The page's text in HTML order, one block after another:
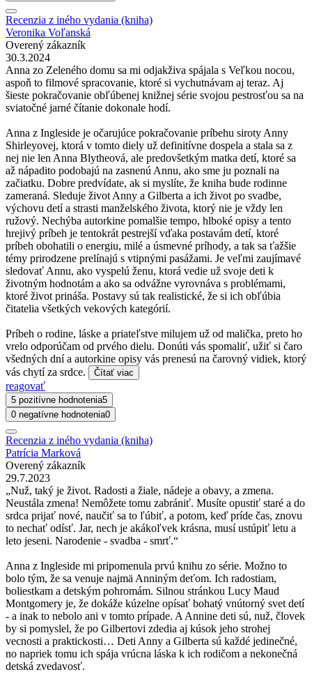
Recenzia z iného vydania (kniha)
Veronika Voľanská
Overený zákazník
30.3.2024
Anna zo Zeleného domu sa mi odjakživa spájala s Veľkou nocou,
aspoň to filmové spracovanie, ktoré si vychutnávam aj teraz. Aj
šieste pokračovanie obľúbenej knižnej série svojou pestrosťou sa na
sviatočné jarné čítanie dokonale hodí.
Anna z Ingleside je očarujúce pokračovanie príbehu siroty Anny
Shirleyovej, ktorá v tomto diely už definitívne dospela a stala sa z
nej nie len Anna Blytheová, ale predovšetkým matka detí, ktoré sa
až nápadito podobajú na zasnenú Annu, ako sme ju poznali na
začiatku. Dobre predvídate, ak si myslíte, že kniha bude rodinne
zameraná. Sleduje život Anny a Gilberta a ich život po svadbe,
výchovu detí a strasti manželského života, ktorý nie je vždy len
ružový. Nechýba autorkine pomalšie tempo, hlboké opisy a tento
hrejivý príbeh je tentokrát pestrejší vďaka postavám detí, ktoré
príbeh obohatili o energiu, milé a úsmevné príhody, a tak sa ťažšie
témy prirodzene prelínajú s vtipnými pasážami. Je veľmi zaujímavé
sledovať Annu, ako vyspelú ženu, ktorá vedie už svoje deti k
životným hodnotám a ako sa odvážne vyrovnáva s problémami,
ktoré život prináša. Postavy sú tak realistické, že si ich obľúbia
čitatelia všetkých vekových kategórií.
Príbeh o rodine, láske a priateľstve milujem už od malička, preto ho
vrelo odporúčam od prvého dielu. Donúti vás spomaliť, užiť si čaro
všedných dní a autorkine opisy vás prenesú na čarovný vidiek, ktorý
vás chytí za srdce.
Čítať viac
reagovať
5 pozitívne hodnotenia5
0 negatívne hodnotenia0
Recenzia z iného vydania (kniha)
Patrícia Marková
Overený zákazník
29.7.2023
„Nuž, taký je život. Radosti a žiale, nádeje a obavy, a zmena.
Neustála zmena! Nemôžete tomu zabrániť. Musíte opustiť staré a do
srdca prijať nové, naučiť sa to ľúbiť, a potom, keď príde čas, znovu
to nechať odísť. Jar, nech je akákoľvek krásna, musí ustúpiť letu a
leto jeseni. Narodenie - svadba - smrť.“
Anna z Ingleside mi pripomenula prvú knihu zo série. Možno to
bolo tým, že sa venuje najmä Anniným deťom. Ich radostiam,
boliestkam a detským pohromám. Silnou stránkou Lucy Maud
Montgomery je, že dokáže kúzelne opísať bohatý vnútorný svet detí
- a inak to nebolo ani v tomto prípade. A Annine deti sú, nuž, človek
by si pomyslel, že po Gilbertovi zdedia aj kúsok jeho strohej
vecnosti a praktickosti… Deti Anny a Gilberta sú každé jedinečné,
no napriek tomu ich spája vrúcna láska k ich rodičom a nekonečná
detská zvedavosť.